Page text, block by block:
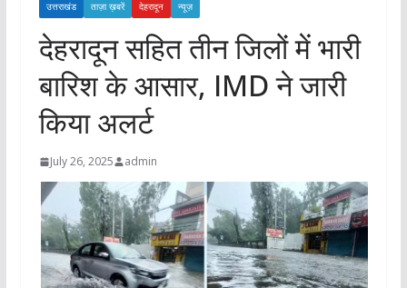
उत्तराखंड ताज़ा ख़बरें देहरादून न्यूज़
देहरादून सहित तीन जिलों में भारी
बारिश के आसार, IMD ने जारी
किया अलर्ट
July 26, 2025 admin